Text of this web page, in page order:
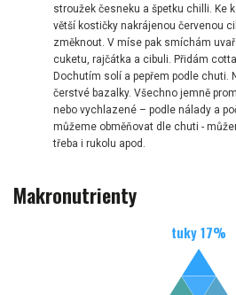
stroužek česneku a špetku chilli. Ke
větší kostičky nakrájenou červenou
změknout. V míse pak smíchám
cuketu, rajčátka a cibuli. Přidám
Dochutím solí a pepřem podle chuti.
čerstvé bazalky. Všechno jemně
nebo vychlazené – podle nálady a
můžeme obměňovat dle chuti -
třeba i rukolu apod.
Makronutrienty
tuky17%